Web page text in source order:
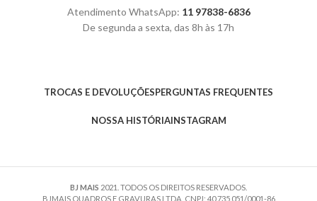
Atendimento WhatsApp: 11 97838-6836
De segunda a sexta, das 8h às 17h
TROCAS E DEVOLUÇÕESPERGUNTAS FREQUENTES
NOSSA HISTÓRIAINSTAGRAM
BJ MAIS 2021. TODOS OS DIREITOS RESERVADOS.
BJMAIS QUADROS E GRAVURAS LTDA. CNPJ: 40.735.051/0001-86